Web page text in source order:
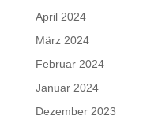
April 2024
März 2024
Februar 2024
Januar 2024
Dezember 2023